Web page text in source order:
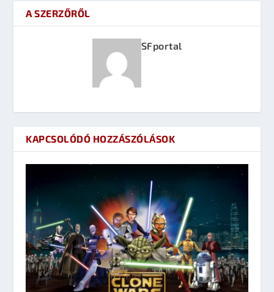
A SZERZŐRŐL
SFportal
KAPCSOLÓDÓ HOZZÁSZÓLÁSOK